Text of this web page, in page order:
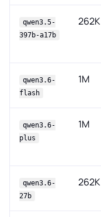
qwen3.5-
397b-a17b
262K
qwen3.6-
flash
1M
qwen3.6-
plus
1M
qwen3.6-
27b
262K